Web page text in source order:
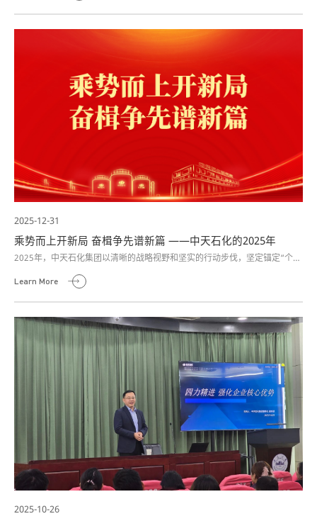
2025-12-31
乘势而上开新局 奋楫争先谱新篇 ——中天石化的2025年
2025年，中天石化集团以清晰的战略视野和坚实的行动步伐，坚定锚定“个性
精益化、管理精细化、团队精健化”四维支柱系统布局、协同推进，以实干笃
Learn More
2025-10-26